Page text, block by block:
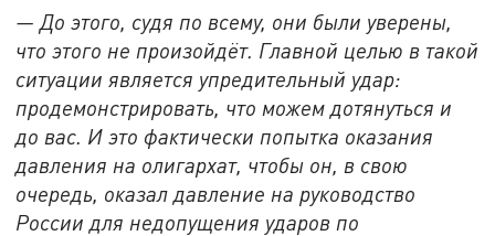
— До этого, судя по всему, они были уверены,
что этого не произойдёт. Главной целью в такой
ситуации является упредительный удар:
продемонстрировать, что можем дотянуться и
до вас. И это фактически попытка оказания
давления на олигархат, чтобы он, в свою
очередь, оказал давление на руководство
России для недопущения ударов по